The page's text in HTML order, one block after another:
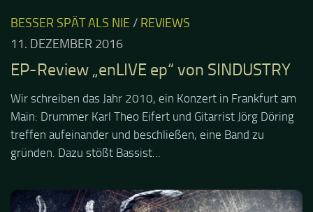
BESSER SPÄT ALS NIE / REVIEWS
11. DEZEMBER 2016
EP-Review „enLIVE ep“ von SINDUSTRY
Wir schreiben das Jahr 2010, ein Konzert in Frankfurt am
Main: Drummer Karl Theo Eifert und Gitarrist Jörg Döring
treffen aufeinander und beschließen, eine Band zu
gründen. Dazu stößt Bassist...